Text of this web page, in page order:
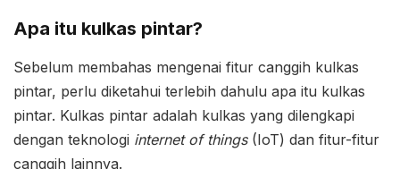
Apa itu kulkas pintar?
Sebelum membahas mengenai fitur canggih kulkas
pintar, perlu diketahui terlebih dahulu apa itu kulkas
pintar. Kulkas pintar adalah kulkas yang dilengkapi
dengan teknologi internet of things(IoT) dan fitur-fitur
canggih lainnya.